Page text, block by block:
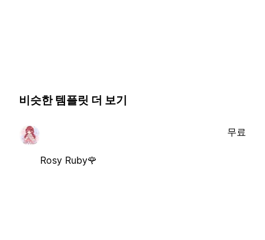
비슷한 템플릿 더 보기
Rosy Ruby🌹
무료